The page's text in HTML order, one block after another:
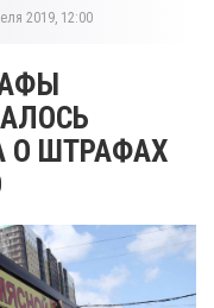
2019, 12:00
О ШТРАФАХ